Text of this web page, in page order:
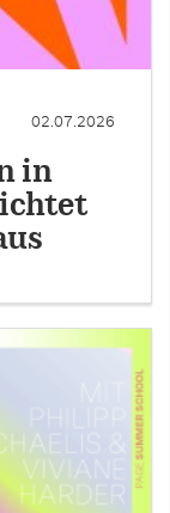
02.07.2026
in